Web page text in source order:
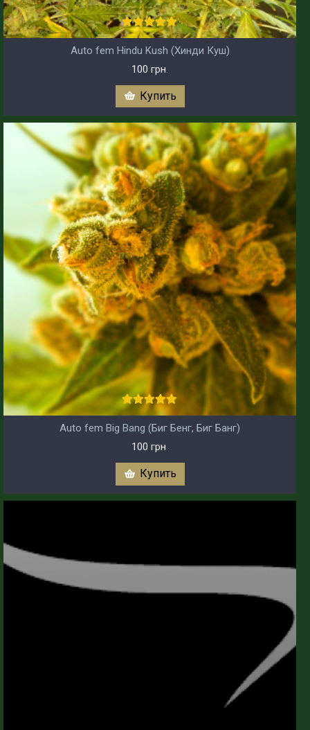
Auto fem Hindu Kush (Хинди Куш)
100 грн.
Купить
Auto fem Big Bang (Биг Бенг, Биг Банг)
100 грн.
Купить